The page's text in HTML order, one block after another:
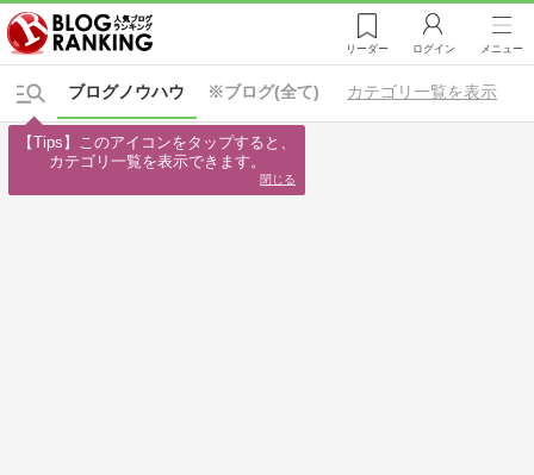
リーダー ログイン メニュー
※ブログ(全て)
ブログノウハウ カテゴリ一覧を表示
【Tips】このアイコンをタップすると、
カテゴリ一覧を表示できます。
閉じる